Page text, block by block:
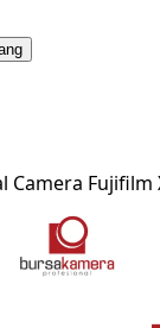
Camera Fujifilm